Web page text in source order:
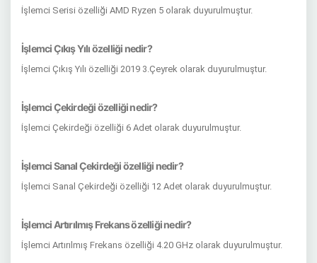
İşlemci Serisi özelliği AMD Ryzen 5 olarak duyurulmuştur.
İşlemci Çıkış Yılı özelliği nedir?
İşlemci Çıkış Yılı özelliği 2019 3.Çeyrek olarak duyurulmuştur.
İşlemci Çekirdeği özelliği nedir?
İşlemci Çekirdeği özelliği 6 Adet olarak duyurulmuştur.
İşlemci Sanal Çekirdeği özelliği nedir?
İşlemci Sanal Çekirdeği özelliği 12 Adet olarak duyurulmuştur.
İşlemci Artırılmış Frekans özelliği nedir?
İşlemci Artırılmış Frekans özelliği 4.20 GHz olarak duyurulmuştur.